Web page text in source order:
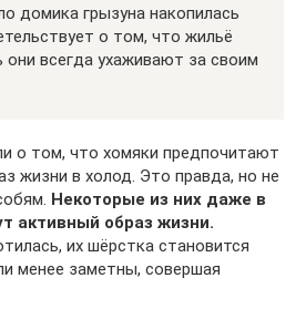
домика грызуна накопилась
о том, что жильё
всегда ухаживают за своим
о том, что хомяки предпочитают
жизни в холод. Это правда, но не
Некоторые из них даже в
активный образ жизни.
их шёрстка становится
менее заметны, совершая